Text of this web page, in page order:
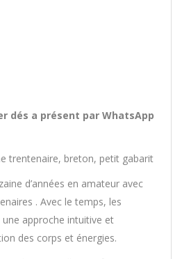
dés a présent par WhatsApp
trentenaire, breton, petit gabarit
d’années en amateur avec
. Avec le temps, les
une approche intuitive et
des corps et énergies.